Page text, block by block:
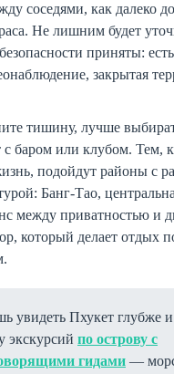
соседями, как далеко
Не лишним будет
приняты:
закрытая
тишину, лучше
с баром или клубом. Тем,
подойдут районы с
Банг-Тао,
между приватностью и
который делает отдых
увидеть Пхукет глубже
экскурсий по острову с
гидами —